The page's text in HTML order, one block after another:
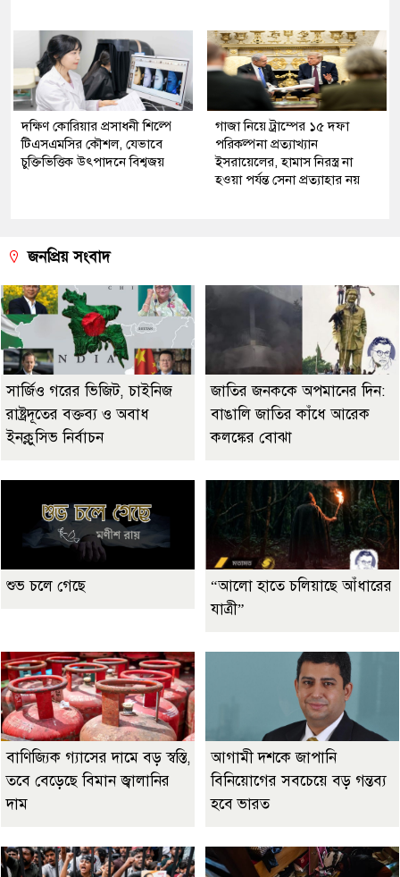
দক্ষিণ কোরিয়ার প্রসাধনী শিল্পে
টিএসএমসির কৌশল, যেভাবে
চুক্তিভিত্তিক উৎপাদনে বিশ্বজয়
গাজা নিয়ে ট্রাম্পের ১৫ দফা
পরিকল্পনা প্রত্যাখ্যান
ইসরায়েলের, হামাস নিরস্ত্র না
হওয়া পর্যন্ত সেনা প্রত্যাহার নয়
জনপ্রিয় সংবাদ
সার্জিও গরের ভিজিট, চাইনিজ
রাষ্ট্রদূতের বক্তব্য ও অবাধ
ইনক্লুসিভ নির্বাচন
জাতির জনককে অপমানের দিন:
বাঙালি জাতির কাঁধে আরেক
কলঙ্কের বোঝা
শুভ চলে গেছে
“আলো হাতে চলিয়াছে আঁধারের
যাত্রী”
বাণিজ্যিক গ্যাসের দামে বড় স্বস্তি,
তবে বেড়েছে বিমান জ্বালানির
দাম
আগামী দশকে জাপানি
বিনিয়োগের সবচেয়ে বড় গন্তব্য
হবে ভারত